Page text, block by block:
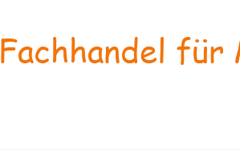
Fachhandel für